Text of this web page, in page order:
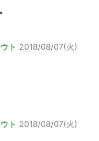
ト 2018/08/07(火)
ト 2018/08/07(火)